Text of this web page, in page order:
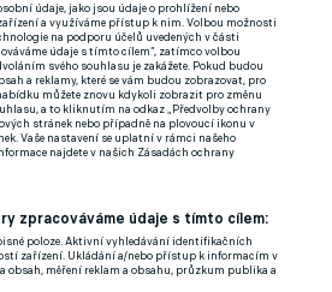
GDPR a žurnalistika
údaje, jako jsou údaje o prohlížení nebo
a využíváme přístup k nim. Volbou možnosti
na podporu účelů uvedených v části
údaje s tímto cílem“, zatímco volbou
svého souhlasu je zakážete. Pokud budou
a reklamy, které se vám budou zobrazovat, pro
můžete znovu kdykoli zobrazit pro změnu
a to kliknutím na odkaz „Předvolby ochrany
stránek nebo případně na plovoucí ikonu v
Vaše nastavení se uplatní v rámci našeho
najdete v našich Zásadách ochrany
zpracováváme údaje s tímto cílem:
poloze. Aktivní vyhledávání identifikačních
zařízení. Ukládání a/nebo přístup k informacím v
obsah, měření reklam a obsahu, průzkum publika a